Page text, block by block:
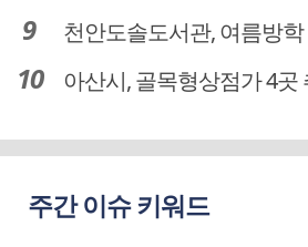
천안도솔도서관, 여름방학 맞이 다채로운
아산시, 골목형상점가 4곳
주간 이슈 키워드